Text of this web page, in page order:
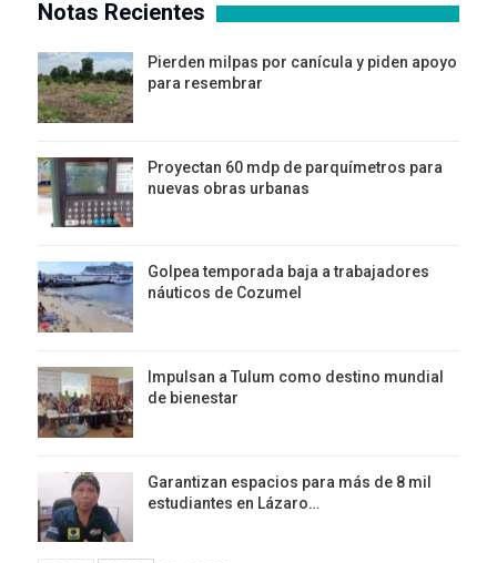
Notas Recientes
Pierden milpas por canícula y piden apoyo
para resembrar
Proyectan 60 mdp de parquímetros para
nuevas obras urbanas
Golpea temporada baja a trabajadores
náuticos de Cozumel
Impulsan a Tulum como destino mundial
de bienestar
Garantizan espacios para más de 8 mil
estudiantes en Lázaro…